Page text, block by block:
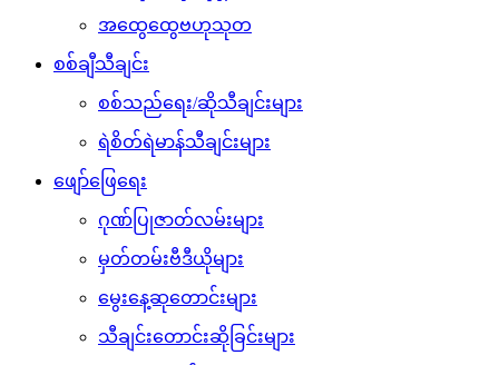
အထွေထွေဗဟုသုတ
စစ်ချီသီချင်း
စစ်သည်ရေး/ဆိုသီချင်းများ
ရဲစိတ်ရဲမာန်သီချင်းများ
ဖျော်ဖြေရေး
ဂုဏ်ပြုဇာတ်လမ်းများ
မှတ်တမ်းဗီဒီယိုများ
မွေးနေ့ဆုတောင်းများ
သီချင်းတောင်းဆိုခြင်းများ